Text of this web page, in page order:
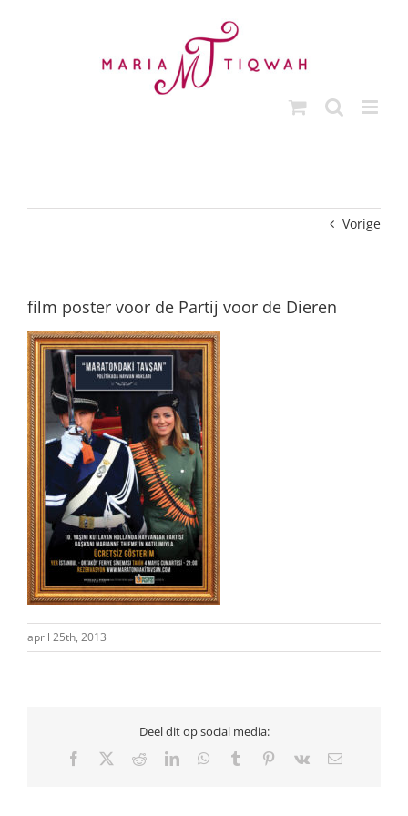
Vorige
film poster voor de Partij voor de Dieren
april 25th, 2013
Deel dit op social media:
Facebook RedditLinkedInWhatsApp
Tumblr Pinterest
Vk
E-